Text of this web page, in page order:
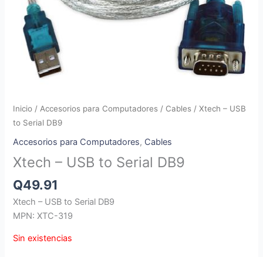
Inicio /Accesorios para Computadores / Cables / Xtech – USB
to Serial DB9
Accesorios para Computadores, Cables
Xtech – USB to Serial DB9
Q49.91
Xtech – USB to Serial DB9
MPN: XTC-319
Sin existencias